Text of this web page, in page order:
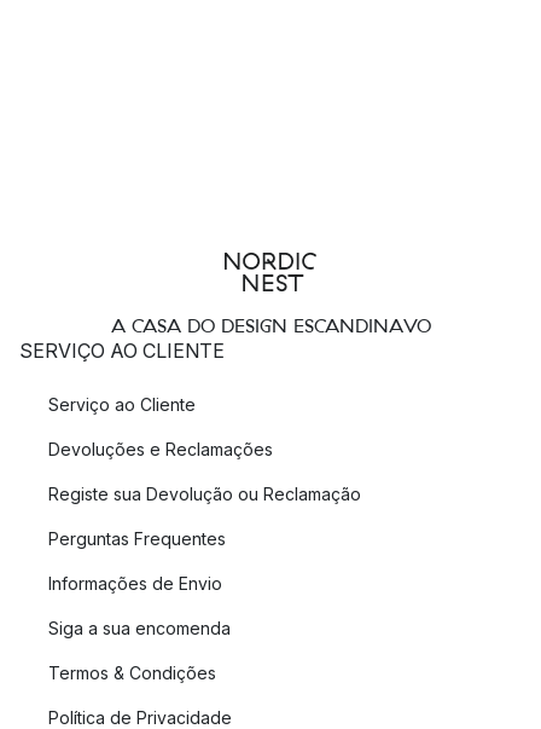
A CASA DO DESIGN ESCANDINAVO
SERVIÇO AO CLIENTE
Serviço ao Cliente
Devoluções e Reclamações
Registe sua Devolução ou Reclamação
Perguntas Frequentes
Informações de Envio
Siga a sua encomenda
Termos & Condições
Política de Privacidade